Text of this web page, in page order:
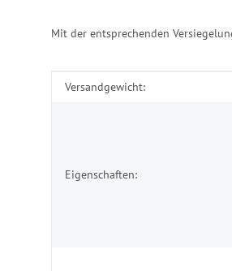
Mit der entsprechenden
Produkteigenschaft
Wert
Versandgewicht:
Eigenschaften: